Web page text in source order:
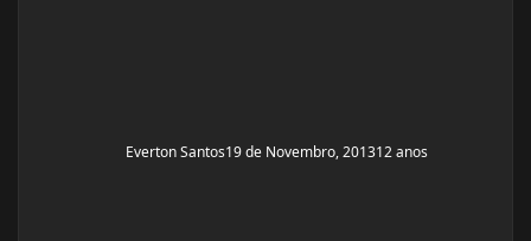
Everton Santos19 de Novembro, 201312 anos